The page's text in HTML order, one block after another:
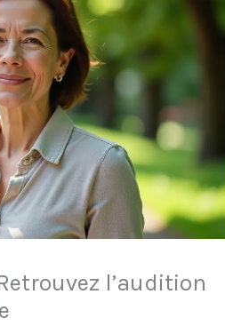
l’audition